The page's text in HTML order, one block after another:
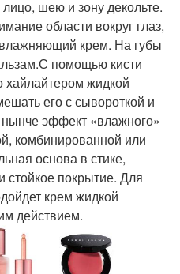
шею и зону декольте.
области вокруг глаз,
крем. На губы
помощью кисти
хайлайтером жидкой
его с сывороткой и
эффект «влажного»
комбинированной или
основа в стике,
стойкое покрытие. Для
крем жидкой
действием.